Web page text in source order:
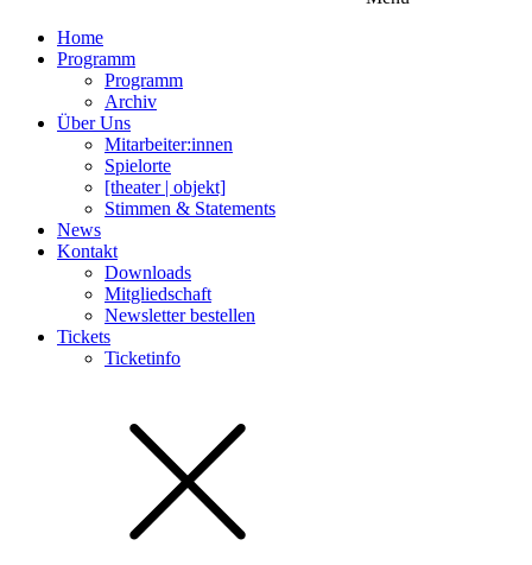
Home
Programm
Programm
Archiv
Über Uns
Mitarbeiter:innen
Spielorte
[theater | objekt]
Stimmen & Statements
News
Kontakt
Downloads
Mitgliedschaft
Newsletter bestellen
Tickets
Ticketinfo